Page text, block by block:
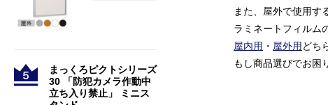
また、屋外で使用す
ラミネートフィルム
屋内用 ・ 屋外用 どち
もし商品選びでお困
まっくろピクトシリーズ
30 「防犯カメラ作動中
立ち入り禁止」 ミニス